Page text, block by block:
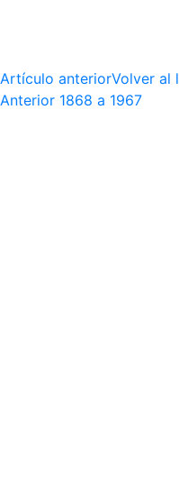
Artículo anteriorVolver al
Anterior 1868 a 1967